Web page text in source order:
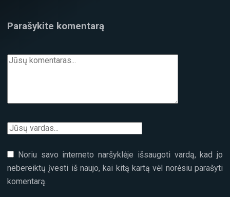
Parašykite komentarą
Noriu savo interneto naršyklėje išsaugoti vardą, kad jo
nebereiktų įvesti iš naujo, kai kitą kartą vėl norėsiu parašyti
komentarą.